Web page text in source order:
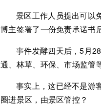
景区工作人员提出可以
博主签署了一份免责承诺书
事件发酵四天后，5月
通、林草、环保、市场监管
事实上，这已经不是游
圈进景区，由景区管控？